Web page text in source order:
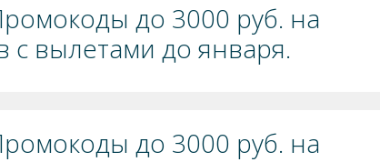
до 3000 руб. на
с вылетами до января.
до 3000 руб. на